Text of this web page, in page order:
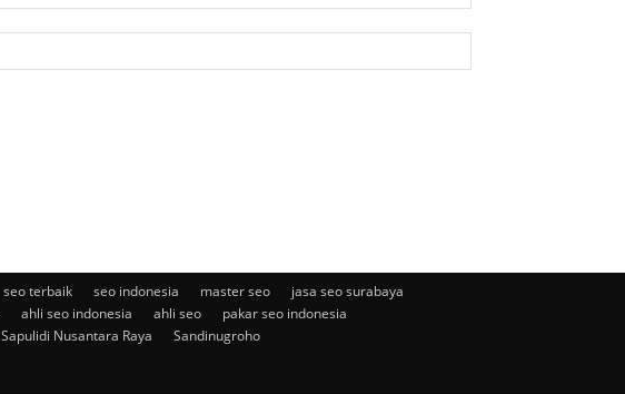
seo terbaik seo indonesia master seo
jasa seo surabaya
ahli seo indonesia ahli seo
pakar seo indonesia
Sapulidi Nusantara Raya Sandinugroho